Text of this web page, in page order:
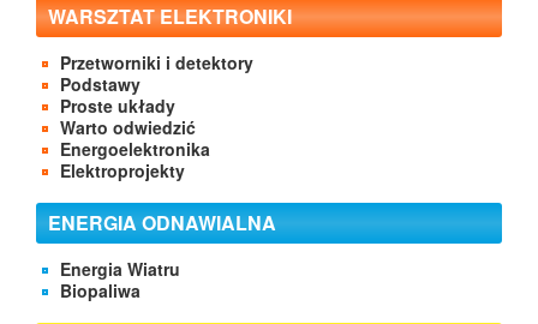
WARSZTAT ELEKTRONIKI
Przetworniki i detektory
Podstawy
Proste układy
Warto odwiedzić
Energoelektronika
Elektroprojekty
ENERGIA ODNAWIALNA
Energia Wiatru
Biopaliwa